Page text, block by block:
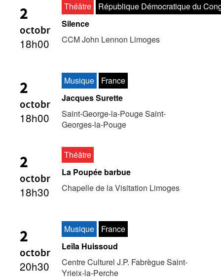
2
octobr
18h00
Théâtre
République Démocratique du
Silence
CCM John Lennon Limoges
2
octobr
18h00
Musique
France
Jacques Surette
Saint-George-la-Pouge Saint-
Georges-la-Pouge
2
octobr
18h30
Théâtre
La Poupée barbue
Chapelle de la Visitation Limoges
2
octobr
20h30
Musique
France
Leïla Huissoud
Centre Culturel J.P. Fabrègue Saint-
Yrieix-la-Perche